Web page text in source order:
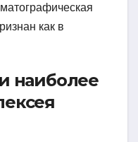
как в
наиболее